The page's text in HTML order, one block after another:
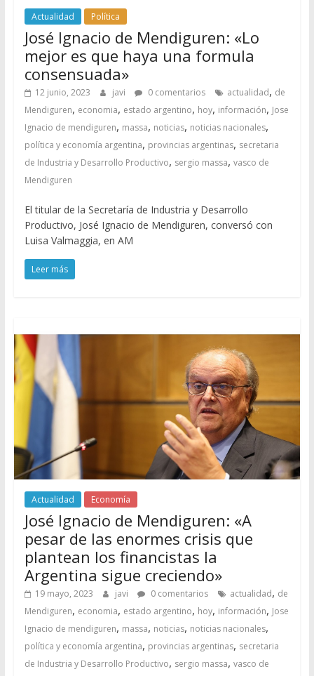
Actualidad Política
José Ignacio de Mendiguren: «Lo
mejor es que haya una formula
consensuada»
12 junio, 2023 javi 0 comentarios actualidad, de
Mendiguren, economia, estado argentino, hoy, información, Jose
Ignacio de mendiguren, massa, noticias, noticias nacionales,
política y economía argentina, provincias argentinas, secretaria
de Industria y Desarrollo Productivo, sergio massa, vasco de
Mendiguren
El titular de la Secretaría de Industria y Desarrollo
Productivo, José Ignacio de Mendiguren, conversó con
Luisa Valmaggia, en AM
Leer más
Actualidad Economía
José Ignacio de Mendiguren: «A
pesar de las enormes crisis que
plantean los financistas la
Argentina sigue creciendo»
19 mayo, 2023 javi 0 comentarios actualidad, de
Mendiguren, economia, estado argentino, hoy, información, Jose
Ignacio de mendiguren, massa, noticias, noticias nacionales,
política y economía argentina, provincias argentinas, secretaria
de Industria y Desarrollo Productivo, sergio massa, vasco de